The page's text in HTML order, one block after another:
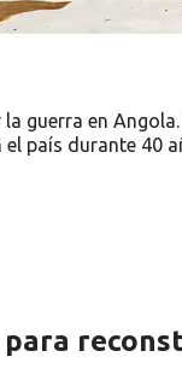
guerra en
país durante 40